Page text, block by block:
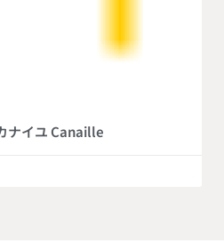
ナイユ Canaille